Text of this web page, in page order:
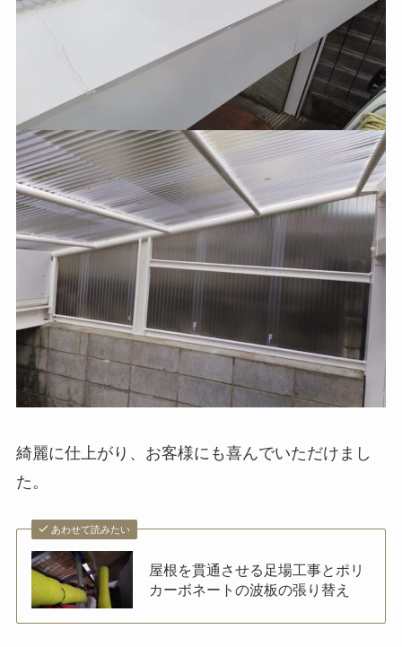
綺麗に仕上がり、お客様にも喜んでいただけまし
た。
あわせて読みたい
屋根を貫通させる足場工事とポリ
カーボネートの波板の張り替え